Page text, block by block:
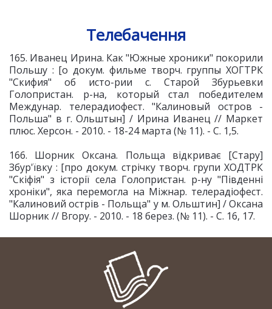
Телебачення
165. Иванец Ирина. Как "Южные хроники" покорили
Польшу : [о докум. фильме творч. группы ХОГТРК
"Скифия" об исто-рии с. Старой Збурьевки
Голопристан. р-на, который стал победителем
Междунар. телерадиофест. "Калиновый остров -
Польша" в г. Ольштын] / Ирина Иванец // Маркет
плюс. Херсон. - 2010. - 18-24 марта (№ 11). - С. 1,5.
166. Шорник Оксана. Польща відкриває [Стару]
Збур'ївку : [про докум. стрічку творч. групи ХОДТРК
"Скіфія" з історії села Голопристан. р-ну "Південні
хроніки", яка перемогла на Міжнар. телерадіофест.
"Калиновий острів - Польща" у м. Ольштин] / Оксана
Шорник // Вгору. - 2010. - 18 берез. (№ 11). - С. 16, 17.